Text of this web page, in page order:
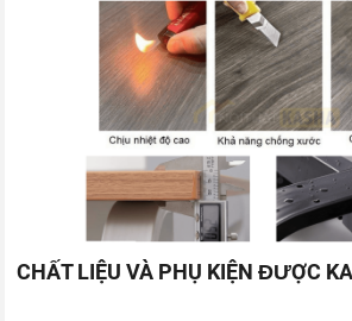
CHẤT LIỆU VÀ PHỤ KIỆN ĐƯỢC